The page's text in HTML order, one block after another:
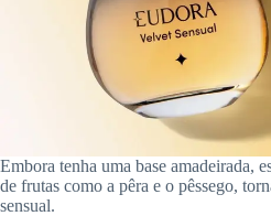
Embora tenha uma base amadeirada,
de frutas como a pêra e o pêssego,
sensual.